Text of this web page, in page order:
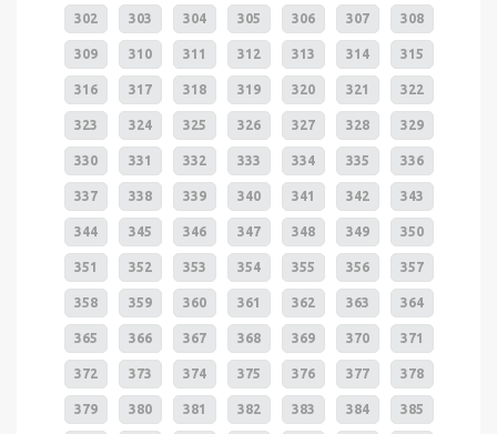
302 303 304 305 306 307 308
309 310 311 312 313 314 315
316 317 318 319 320 321 322
323 324 325 326 327 328 329
330 331 332 333 334 335 336
337 338 339 340 341 342 343
344 345 346 347 348 349 350
351 352 353 354 355 356 357
358 359 360 361 362 363 364
365 366 367 368 369 370 371
372 373 374 375 376 377 378
379 380 381 382 383 384 385